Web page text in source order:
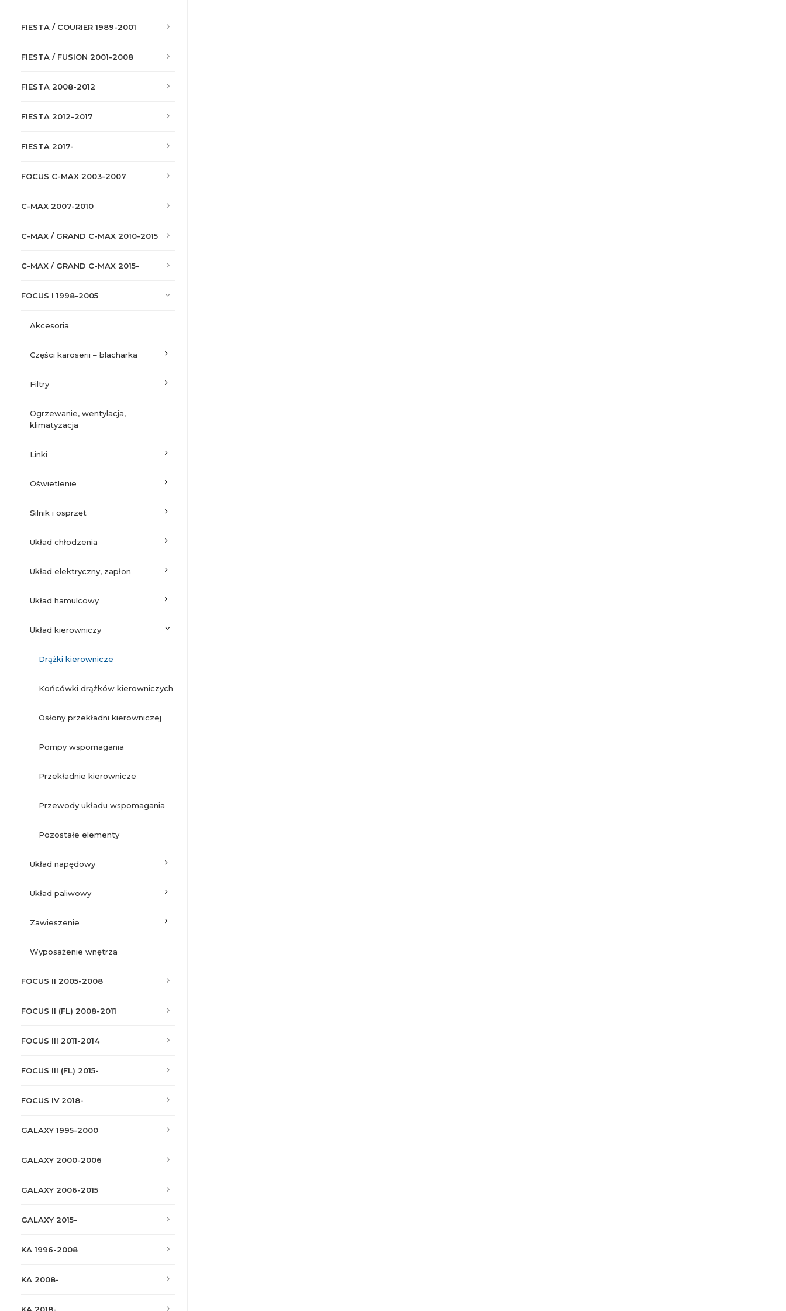
FIESTA / COURIER 1989-2001
FIESTA / FUSION 2001-2008
FIESTA 2008-2012
FIESTA 2012-2017
FIESTA 2017-
FOCUS C-MAX 2003-2007
C-MAX 2007-2010
C-MAX / GRAND C-MAX 2010-2015
C-MAX / GRAND C-MAX 2015-
FOCUS I 1998-2005
akcesoria
części karoserii – blacharka
filtry
ogrzewanie, wentylacja,
klimatyzacja
linki
oświetlenie
silnik i osprzęt
układ chłodzenia
układ elektryczny, zapłon
układ hamulcowy
układ kierowniczy
drążki kierownicze
końcówki drążków kierowniczych
osłony przekładni kierowniczej
pompy wspomagania
przekładnie kierownicze
przewody układu wspomagania
pozostałe elementy
układ napędowy
układ paliwowy
zawieszenie
wyposażenie wnętrza
FOCUS II 2005-2008
FOCUS II (FL) 2008-2011
FOCUS III 2011-2014
FOCUS III (FL) 2015-
FOCUS IV 2018-
GALAXY 1995-2000
GALAXY 2000-2006
GALAXY 2006-2015
GALAXY 2015-
KA 1996-2008
KA 2008-